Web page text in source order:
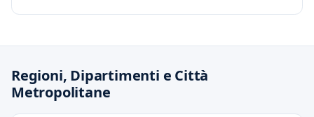
Regioni, Dipartimenti e Città
Metropolitane